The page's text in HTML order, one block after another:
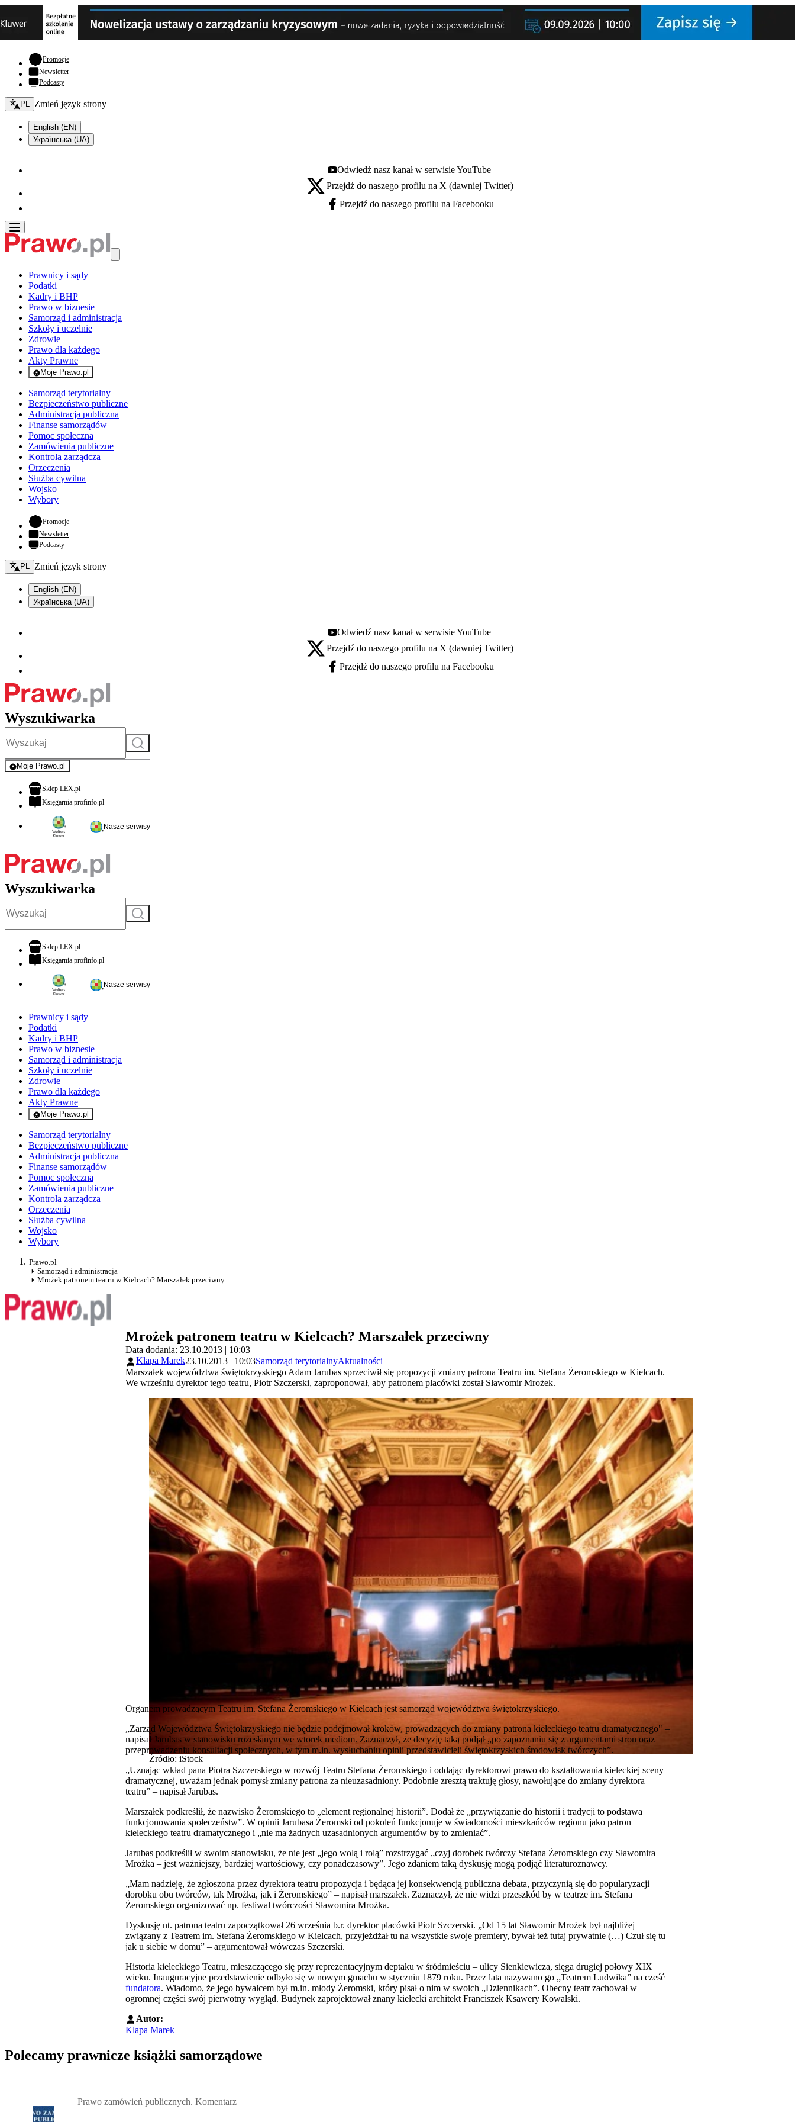
Promocje- otwiera się w nowej karcie
Newsletter
Podcasty
Zmień język - bieżący:
PL Zmień język strony
English (EN)
Українська (UA)
Youtube - otwiera się w nowej karcie
Odwiedź nasz kanał w serwisie YouTube
X - otwiera się w nowej karcie
Przejdź do naszego profilu na X (dawniej Twitter)
Facebook - otwiera się w nowej karcie
Przejdź do naszego profilu na Facebooku
Prawnicy i sądy
Podatki
Kadry i BHP
Prawo w biznesie
Samorząd i administracja
Szkoły i uczelnie
Zdrowie
Prawo dla każdego
Akty Prawne
Moje Prawo.pl
- rejestracja i logowanie do serwisu
Samorząd terytorialny
Bezpieczeństwo publiczne
Administracja publiczna
Finanse samorządów
Pomoc społeczna
Zamówienia publiczne
Kontrola zarządcza
Orzeczenia
Służba cywilna
Wojsko
Wybory
Promocje- otwiera się w nowej karcie
Newsletter
Podcasty
Zmień język - bieżący:
PL Zmień język strony
English (EN)
Українська (UA)
Youtube - otwiera się w nowej karcie
Odwiedź nasz kanał w serwisie YouTube
X - otwiera się w nowej karcie
Przejdź do naszego profilu na X (dawniej Twitter)
Facebook - otwiera się w nowej karcie
Przejdź do naszego profilu na Facebooku
Wyszukiwarka
Szukaj
Moje Prawo.pl
- rejestracja i logowanie do serwisu
Sklep LEX.plotwiera się w nowej karcie
Księgarnia profinfo.plotwiera się w nowej karcie
Nasze serwisy
Wyszukiwarka
Szukaj
Sklep LEX.plotwiera się w nowej karcie
Księgarnia profinfo.plotwiera się w nowej karcie
Nasze serwisy
Prawnicy i sądy
Podatki
Kadry i BHP
Prawo w biznesie
Samorząd i administracja
Szkoły i uczelnie
Zdrowie
Prawo dla każdego
Akty Prawne
Moje Prawo.pl
- rejestracja i logowanie do serwisu
Samorząd terytorialny
Bezpieczeństwo publiczne
Administracja publiczna
Finanse samorządów
Pomoc społeczna
Zamówienia publiczne
Kontrola zarządcza
Orzeczenia
Służba cywilna
Wojsko
Wybory
Prawo.pl
Samorząd i administracja
Mrożek patronem teatru w Kielcach? Marszałek przeciwny
Mrożek patronem teatru w Kielcach? Marszałek przeciwny
Data dodania: 23.10.2013 | 10:03
Klapa Marek23.10.2013 | 10:03Samorząd terytorialnyAktualności
Marszałek województwa świętokrzyskiego Adam Jarubas sprzeciwił się propozycji zmiany patrona Teatru im. Stefana Żeromskiego w Kielcach.
We wrześniu dyrektor tego teatru, Piotr Szczerski, zaproponował, aby patronem placówki został Sławomir Mrożek.
Źródło: iStock
Organem prowadzącym Teatru im. Stefana Żeromskiego w Kielcach jest samorząd województwa świętokrzyskiego.
„Zarząd Województwa Świętokrzyskiego nie będzie podejmował kroków, prowadzących do zmiany patrona kieleckiego teatru dramatycznego" –
napisał Jarubas w stanowisku rozesłanym we wtorek mediom. Zaznaczył, że decyzję taką podjął „po zapoznaniu się z argumentami stron oraz
przeprowadzeniu konsultacji społecznych, w tym m.in. wysłuchaniu opinii przedstawicieli świętokrzyskich środowisk twórczych”.
„Uznając wkład pana Piotra Szczerskiego w rozwój Teatru Stefana Żeromskiego i oddając dyrektorowi prawo do kształtowania kieleckiej sceny
dramatycznej, uważam jednak pomysł zmiany patrona za nieuzasadniony. Podobnie zresztą traktuję głosy, nawołujące do zmiany dyrektora
teatru” – napisał Jarubas.
Marszałek podkreślił, że nazwisko Żeromskiego to „element regionalnej historii”. Dodał że „przywiązanie do historii i tradycji to podstawa
funkcjonowania społeczeństw”. W opinii Jarubasa Żeromski od pokoleń funkcjonuje w świadomości mieszkańców regionu jako patron
kieleckiego teatru dramatycznego i „nie ma żadnych uzasadnionych argumentów by to zmieniać”.
Jarubas podkreślił w swoim stanowisku, że nie jest „jego wolą i rolą” rozstrzygać „czyj dorobek twórczy Stefana Żeromskiego czy Sławomira
Mrożka – jest ważniejszy, bardziej wartościowy, czy ponadczasowy”. Jego zdaniem taką dyskusję mogą podjąć literaturoznawcy.
„Mam nadzieję, że zgłoszona przez dyrektora teatru propozycja i będąca jej konsekwencją publiczna debata, przyczynią się do popularyzacji
dorobku obu twórców, tak Mrożka, jak i Żeromskiego” – napisał marszałek. Zaznaczył, że nie widzi przeszkód by w teatrze im. Stefana
Żeromskiego organizować np. festiwal twórczości Sławomira Mrożka.
Dyskusję nt. patrona teatru zapoczątkował 26 września b.r. dyrektor placówki Piotr Szczerski. „Od 15 lat Sławomir Mrożek był najbliżej
związany z Teatrem im. Stefana Żeromskiego w Kielcach, przyjeżdżał tu na wszystkie swoje premiery, bywał też tutaj prywatnie (…) Czuł się tu
jak u siebie w domu” – argumentował wówczas Szczerski.
Historia kieleckiego Teatru, mieszczącego się przy reprezentacyjnym deptaku w śródmieściu – ulicy Sienkiewicza, sięga drugiej połowy XIX
wieku. Inauguracyjne przedstawienie odbyło się w nowym gmachu w styczniu 1879 roku. Przez lata nazywano go „Teatrem Ludwika” na cześć
fundatora. Wiadomo, że jego bywalcem był m.in. młody Żeromski, który pisał o nim w swoich „Dziennikach”. Obecny teatr zachował w
ogromnej części swój pierwotny wygląd. Budynek zaprojektował znany kielecki architekt Franciszek Ksawery Kowalski.
Autor:
Klapa Marek
Polecamy prawnicze książki samorządowe
Prawo zamówień publicznych. Komentarz